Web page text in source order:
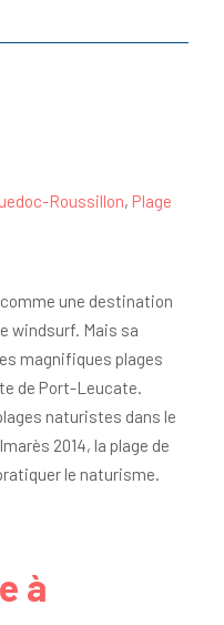
Roussillon, Plage
une destination
windsurf. Mais sa
magnifiques plages
de Port-Leucate.
naturistes dans le
2014, la plage de
le naturisme.
à